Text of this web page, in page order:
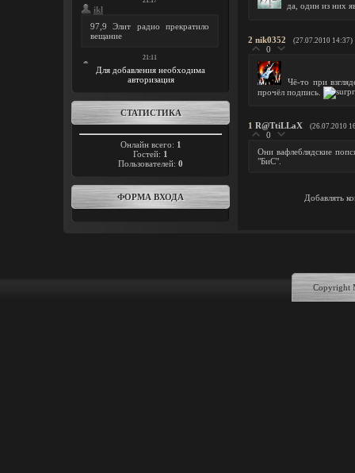
Для добавления необходима
авторизация
СТАТИСТИКА
Онлайн всего: 1
Гостей: 1
Пользователей: 0
ФОРМА ВХОДА
да, один из них
2 nik0352 (27.07.2010 14:37)
0
Чё-то при
прочёл подпись.
1 R@TtiLLaX (26.07.2010
0
Они вафлеблядские
"БиС".
Добавлять
Copyright